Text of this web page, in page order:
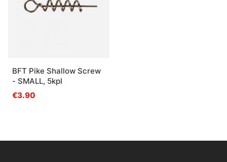
BFT Pike Shallow Screw
- SMALL, 5kpl
€3.90